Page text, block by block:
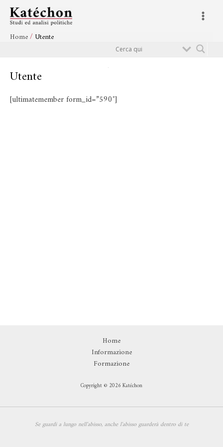
contenuto
Main
Home Utente
Utente
[ultimatemember form_id=”590″]
Home
Informazione
Formazione
Copyright © 2026 Katéchon
Se guardi a lungo nell'abisso, anche l'abisso guarderà dentro di te